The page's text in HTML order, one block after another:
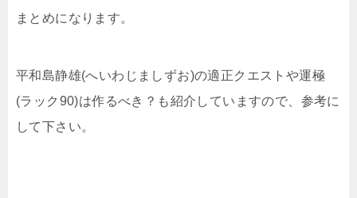
まとめになります。
平和島静雄(へいわじましずお)の適正クエストや運極
(ラック90)は作るべき？も紹介していますので、参考に
して下さい。